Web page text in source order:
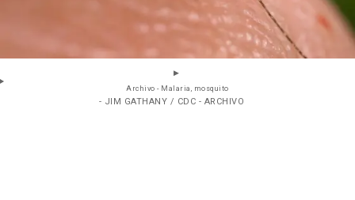
Archivo - Malaria, mosquito
- JIM GATHANY / CDC - ARCHIVO